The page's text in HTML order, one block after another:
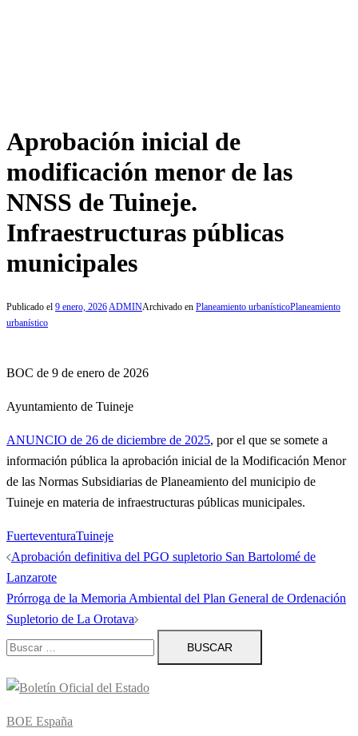
Aprobación inicial de
modificación menor de las
NNSS de Tuineje.
Infraestructuras públicas
municipales
Publicado el 9 enero, 2026ADMINArchivado en Planeamiento urbanísticoPlaneamiento
urbanístico
BOC de 9 de enero de 2026
Ayuntamiento de Tuineje
ANUNCIO de 26 de diciembre de 2025, por el que se somete a
información pública la aprobación inicial de la Modificación Menor
de las Normas Subsidiarias de Planeamiento del municipio de
Tuineje en materia de infraestructuras públicas municipales.
FuerteventuraTuineje
Navegación
de
entradas
Aprobación definitiva del PGO supletorio San Bartolomé de
Lanzarote
Prórroga de la Memoria Ambiental del Plan General de Ordenación
Supletorio de La Orotava
Buscar:
BOE España